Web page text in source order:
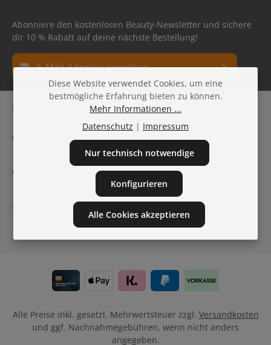
Abonniere den kostenlosen Beauty-Newsletter und sichere
dir 10 % Rabatt auf deine nächste Bestellung!
E-Mail-Adresse*
Datenschutz
Ich habe die
Datenschutzbestimmungenzur Kenntnis
genommen und dieAGBgelesen und bin mit ihnen
einverstanden.
Die mit einem Stern (*) markierten Felder sind
Pflichtfelder.
Service-Hotline
Versand & Lieferung
Weitere Informationen
Folge uns
Alle Preise inkl. gesetzl. Mehrwertsteuer zzgl. Versandkosten
und ggf. Nachnahmegebühren, wenn nicht anders
angegeben.
Diese Website verwendet Cookies, um eine
bestmögliche Erfahrung bieten zu können.
Mehr Informationen ...
Datenschutz | Impressum
Nur technisch notwendige
Konfigurieren
Alle Cookies akzeptieren